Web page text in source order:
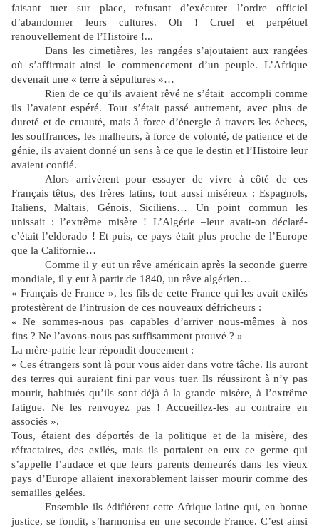
faisant tuer sur place, refusant d’exécuter l’ordre officiel
d’abandonner leurs cultures. Oh ! Cruel et perpétuel
renouvellement de l’Histoire !...
Dans les cimetières, les rangées s’ajoutaient aux rangées
où s’affirmait ainsi le commencement d’un peuple. L’Afrique
devenait une « terre à sépultures »…
Rien de ce qu’ils avaient rêvé ne s’était accompli comme
ils l’avaient espéré. Tout s’était passé autrement, avec plus de
dureté et de cruauté, mais à force d’énergie à travers les échecs,
les souffrances, les malheurs, à force de volonté, de patience et de
génie, ils avaient donné un sens à ce que le destin et l’Histoire leur
avaient confié.
Alors arrivèrent pour essayer de vivre à côté de ces
Français têtus, des frères latins, tout aussi miséreux : Espagnols,
Italiens, Maltais, Génois, Siciliens… Un point commun les
unissait : l’extrême misère ! L’Algérie –leur avait-on déclaré-
c’était l’eldorado ! Et puis, ce pays était plus proche de l’Europe
que la Californie…
Comme il y eut un rêve américain après la seconde guerre
mondiale, il y eut à partir de 1840, un rêve algérien…
« Français de France », les fils de cette France qui les avait exilés
protestèrent de l’intrusion de ces nouveaux défricheurs :
« Ne sommes-nous pas capables d’arriver nous-mêmes à nos
fins ? Ne l’avons-nous pas suffisamment prouvé ? »
La mère-patrie leur répondit doucement :
« Ces étrangers sont là pour vous aider dans votre tâche. Ils auront
des terres qui auraient fini par vous tuer. Ils réussiront à n’y pas
mourir, habitués qu’ils sont déjà à la grande misère, à l’extrême
fatigue. Ne les renvoyez pas ! Accueillez-les au contraire en
associés ».
Tous, étaient des déportés de la politique et de la misère, des
réfractaires, des exilés, mais ils portaient en eux ce germe qui
s’appellel’audace et que leurs parents demeurés dans les vieux
pays d’Europe allaient inexorablement laisser mourir comme des
semailles gelées.
Ensemble ils édifièrent cette Afrique latine qui, en bonne
justice, se fondit, s’harmonisa en une seconde France. C’est ainsi